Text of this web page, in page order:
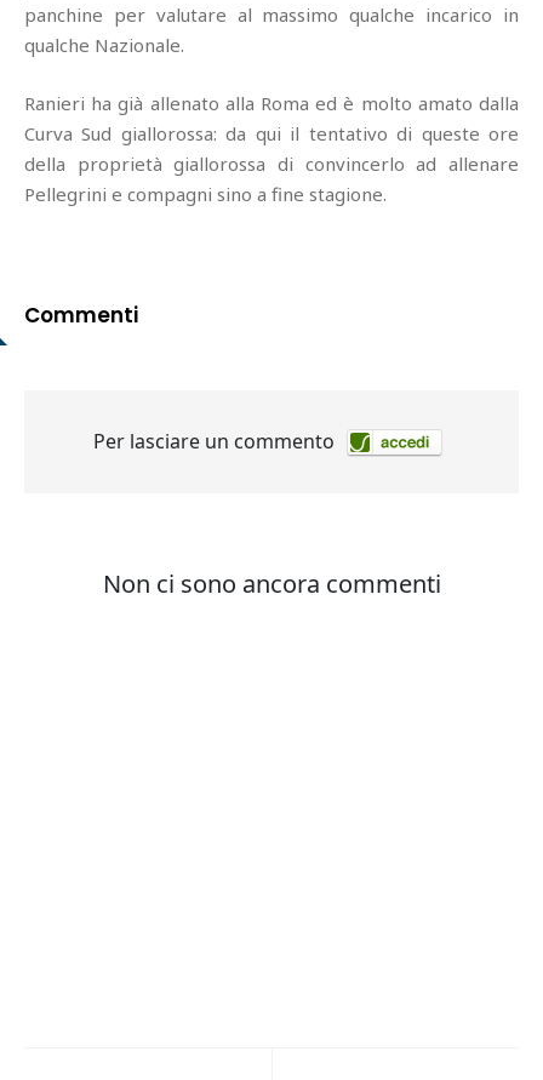
panchine per valutare al massimo qualche incarico in
qualche Nazionale.
Ranieri ha già allenato alla Roma ed è molto amato dalla
Curva Sud giallorossa: da qui il tentativo di queste ore
della proprietà giallorossa di convincerlo ad allenare
Pellegrini e compagni sino a fine stagione.
Commenti